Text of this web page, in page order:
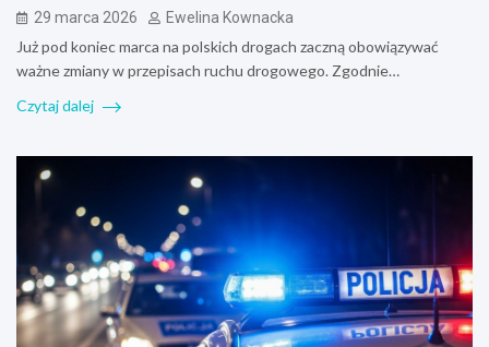
29 marca 2026 Ewelina Kownacka
Już pod koniec marca na polskich drogach zaczną obowiązywać
ważne zmiany w przepisach ruchu drogowego. Zgodnie…
Czytaj dalej